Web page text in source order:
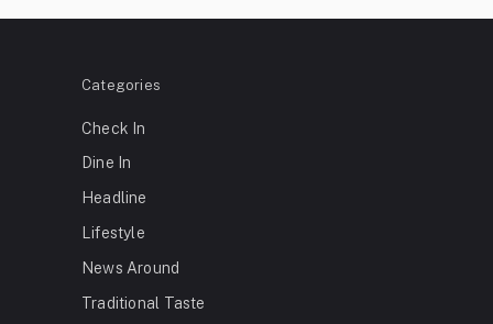
Categories
Check In
Dine In
Headline
Lifestyle
News Around
Traditional Taste